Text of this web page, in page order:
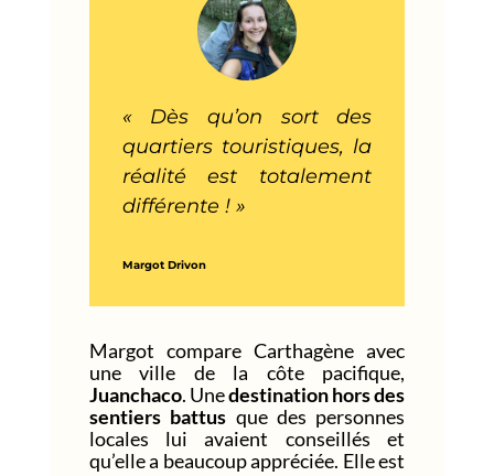
« Dès qu’on sort des
quartiers touristiques, la
réalité est totalement
différente ! »
Margot Drivon
Margot compare Carthagène avec
une ville de la côte pacifique,
Juanchaco. Unedestination hors des
sentiers battus que des personnes
locales lui avaient conseillés et
qu’elle a beaucoup appréciée. Elle est